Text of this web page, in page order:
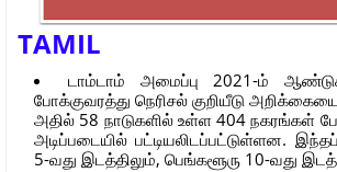
TAMIL
டாம்டாம் அமைப்பு 2021-ம்
போக்குவரத்து நெரிசல் குறியீடு
அதில் 58 நாடுகளில் உள்ள 404 நகரங்கள்
அடிப்படையில் பட்டியலிடப்பட்டுள்ளன.
5-வது இடத்திலும், பெங்களூரு 10-வது